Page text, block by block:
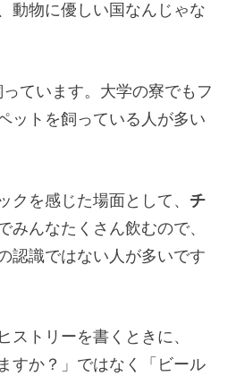
動物に優しい国なんじゃな
ています。大学の寮でもフ
ットを飼っている人が多い
クを感じた場面として、 チ
みんなたくさん飲むので、
認識ではない人が多いです
ストリーを書くときに、
すか？」ではなく「ビール